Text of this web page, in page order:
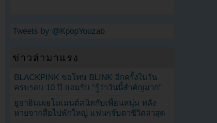
Tweets by @KpopYouzab
ข่าวล่ามาแรง
BLACKPINK ขอโทษ BLINK อีกครั้งในวัน
ครบรอบ 10 ปี ยอมรับ “รู้ว่าวันนี้สำคัญมาก”
ยูอาอินเผยโมเมนต์สนิทกับเพื่อนหนุ่ม หลัง
หายจากสื่อไปพักใหญ่ แฟนๆจับตาชีวิตล่าสุด